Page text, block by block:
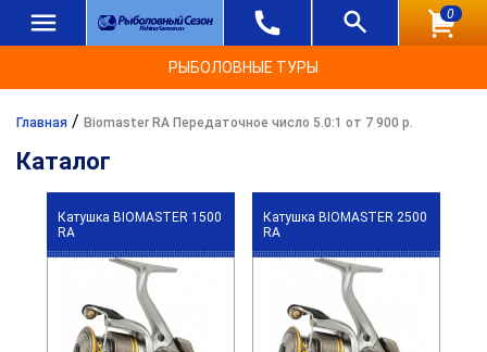
0
РЫБОЛОВНЫЕ ТУРЫ
Главная / Biomaster RA Передаточное число 5.0:1 от 7 900 р.
Каталог
Катушка BIOMASTER 1500
RA
Катушка BIOMASTER 2500
RA